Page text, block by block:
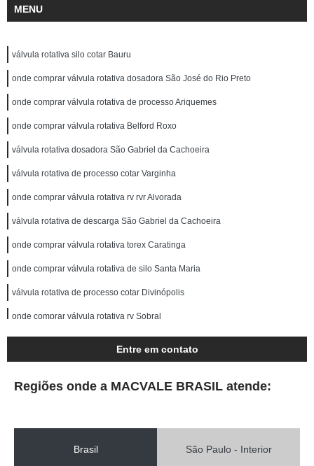
MENU
válvula rotativa silo cotar Bauru
onde comprar válvula rotativa dosadora São José do Rio Preto
onde comprar válvula rotativa de processo Ariquemes
onde comprar válvula rotativa Belford Roxo
válvula rotativa dosadora São Gabriel da Cachoeira
válvula rotativa de processo cotar Varginha
onde comprar válvula rotativa rv rvr Alvorada
válvula rotativa de descarga São Gabriel da Cachoeira
onde comprar válvula rotativa torex Caratinga
onde comprar válvula rotativa de silo Santa Maria
válvula rotativa de processo cotar Divinópolis
onde comprar válvula rotativa rv Sobral
válvula rotativa de silo cotar Parintins
onde comprar válvula rotativa de descarga Santa Maria
Entre em contato
Regiões onde a MACVALE BRASIL atende:
Brasil São Paulo - Interior